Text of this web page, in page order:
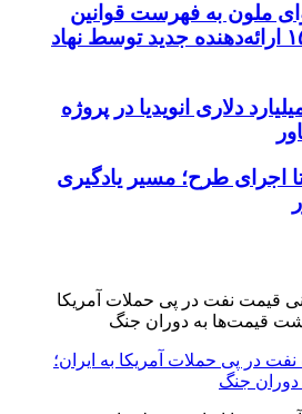
ملون به فهرست قوانین
MiCA؛ افزودن ۱۵ ارائه‌دهنده جدید توسط نهاد
۱ میلیارد دلاری انویدیا در پروژه
تا اجرای طرح؛ مسیر یادگیری
در پی حملات آمریکا به ایران؛
جنگ